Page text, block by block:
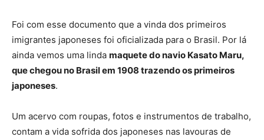
Foi com esse documento que a vinda dos primeiros
imigrantes japoneses foi oficializada para o Brasil. Por lá
ainda vemos uma linda maquete do navio Kasato Maru,
que chegou no Brasil em 1908 trazendo os primeiros
japoneses.
Um acervo com roupas, fotos e instrumentos de trabalho,
contam a vida sofrida dos japoneses nas lavouras de